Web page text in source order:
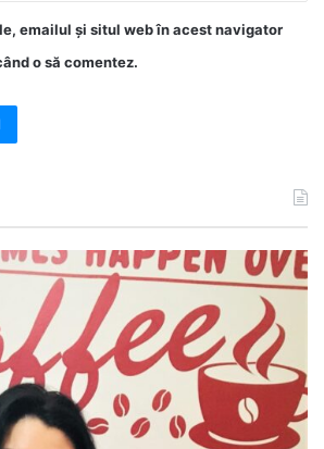
emailul și situl web în acest navigator
o să comentez.